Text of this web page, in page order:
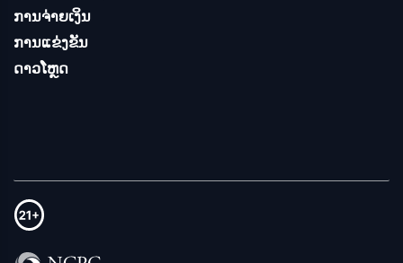
ການຈ່າຍເງິນ
ການແຂ່ງຂັນ
ດາວໂຫຼດ